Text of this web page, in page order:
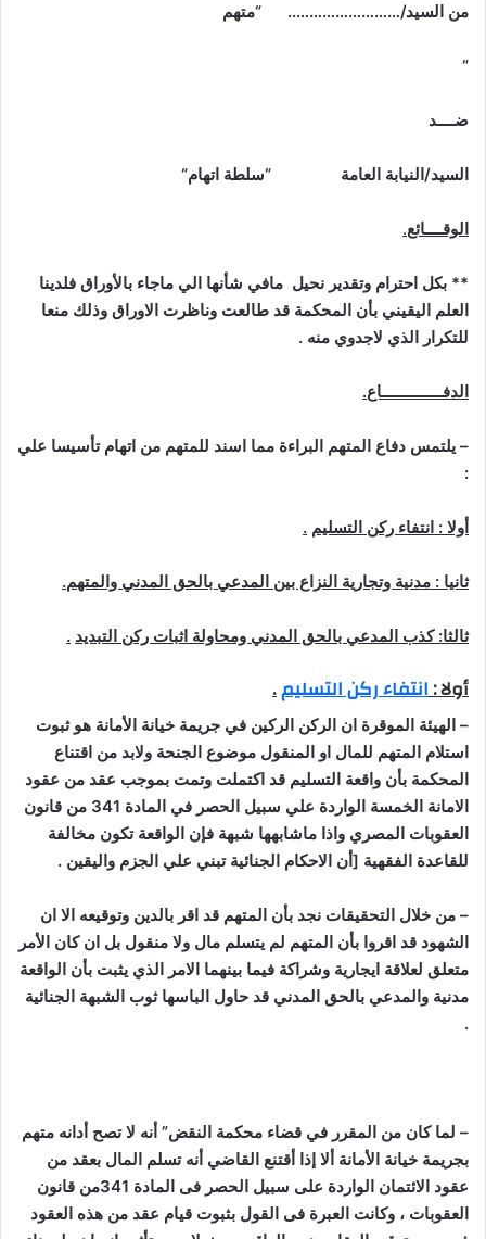
من السيد/…………………….. “متهم
“
ضــــد
السيد/النيابة العامة “سلطة اتهام“
الوقــــائع.
** بكل احترام وتقدير نحيل مافي شأنها الي ماجاء بالأوراق فلدينا
العلم اليقيني بأن المحكمة قد طالعت وناظرت الاوراق وذلك منعا
للتكرار الذي لاجدوي منه .
الدفــــــــــــــاع.
– يلتمس دفاع المتهم البراءة مما اسند للمتهم من اتهام تأسيسا علي
:
أولا : انتفاء ركن التسليم .
ثانيا : مدنية وتجارية النزاع بين المدعي بالحق المدني والمتهم.
ثالثا: كذب المدعي بالحق المدني ومحاولة اثبات ركن التبديد .
أولا:انتفاء ركن التسليم.
– الهيئة الموقرة ان الركن الركين في جريمة خيانة الأمانة هو ثبوت
استلام المتهم للمال او المنقول موضوع الجنحة ولابد من اقتناع
المحكمة بأن واقعة التسليم قد اكتملت وتمت بموجب عقد من عقود
الامانة الخمسة الواردة علي سبيل الحصر في المادة 341 من قانون
العقوبات المصري واذا ماشابهها شبهة فإن الواقعة تكون مخالفة
للقاعدة الفقهية [أن الاحكام الجنائية تبني علي الجزم واليقين .
– من خلال التحقيقات نجد بأن المتهم قد اقر بالدين وتوقيعه الا ان
الشهود قد اقروا بأن المتهم لم يتسلم مال ولا منقول بل ان كان الأمر
متعلق لعلاقة ايجارية وشراكة فيما بينهما الامر الذي يثبت بأن الواقعة
مدنية والمدعي بالحق المدني قد حاول الباسها ثوب الشبهة الجنائية
.
– لما كان من المقرر في قضاء محكمة النقض” أنه لا تصح أدانه متهم
بجريمة خيانة الأمانة ألا إذا أقتنع القاضي أنه تسلم المال بعقد من
عقود الائتمان الواردة على سبيل الحصر فى المادة 341من قانون
العقوبات ، وكانت العبرة فى القول بثبوت قيام عقد من هذه العقود